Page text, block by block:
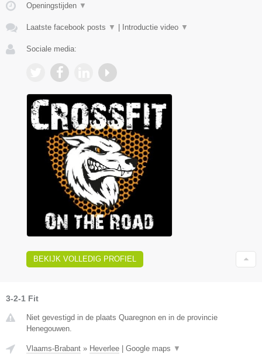
Openingstijden ▼
Laatste facebook posts ▼ Introductie video ▼
Sociale media:
BEKIJK VOLLEDIG PROFIEL
3-2-1 Fit
Niet gevestigd in de plaats Quaregnon en in de provincie
Henegouwen.
Vlaams-Brabant » Heverlee Google maps ▼